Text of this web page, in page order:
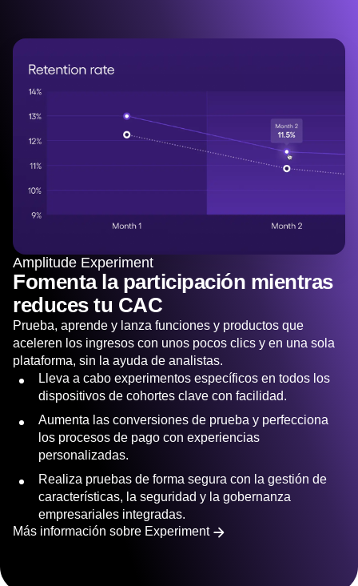
Amplitude Experiment
Fomenta la participación mientras
reduces tu CAC
Prueba, aprende y lanza funciones y productos que
aceleren los ingresos con unos pocos clics y en una sola
plataforma, sin la ayuda de analistas.
Lleva a cabo experimentos específicos en todos los
dispositivos de cohortes clave con facilidad.
Aumenta las conversiones de prueba y perfecciona
los procesos de pago con experiencias
personalizadas.
Realiza pruebas de forma segura con la gestión de
características, la seguridad y la gobernanza